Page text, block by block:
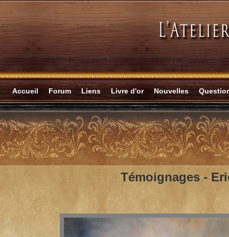
Accueil Forum Liens Livre d'or Nouvelles
Témoignages -